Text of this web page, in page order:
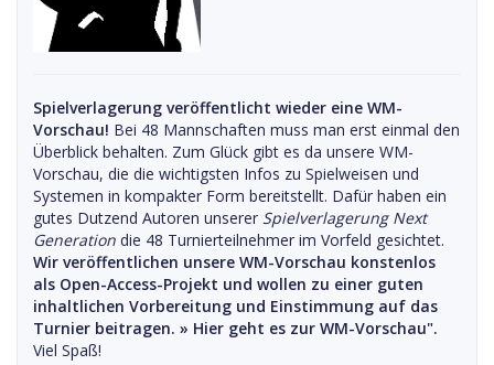
Spielverlagerung veröffentlicht wieder eine WM-
Vorschau! Bei 48 Mannschaften muss man erst einmal den
Überblick behalten. Zum Glück gibt es da unsere WM-
Vorschau, die die wichtigsten Infos zu Spielweisen und
Systemen in kompakter Form bereitstellt. Dafür haben ein
gutes Dutzend Autoren unserer Spielverlagerung Next
Generation die 48 Turnierteilnehmer im Vorfeld gesichtet.
Wir veröffentlichen unsere WM-Vorschau konstenlos
als Open-Access-Projekt und wollen zu einer guten
inhaltlichen Vorbereitung und Einstimmung auf das
Turnier beitragen. » Hier geht es zur WM-Vorschau".
Viel Spaß!